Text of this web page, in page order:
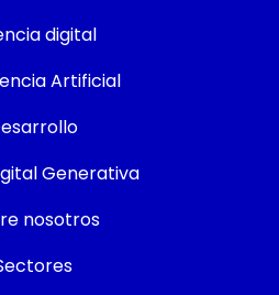
digital
Artificial
Generativa
nosotros